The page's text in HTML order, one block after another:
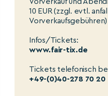
10 EUR (zzgl. evtl.
Vorverkaufsgebühren)
Infos/Tickets:
www.fair-tix.de
Tickets telefonisch
+49-(0)40-278 70 20